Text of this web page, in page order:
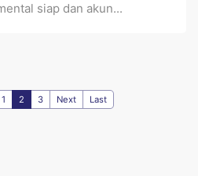
siap dan akun...
1 2 3 Next Last